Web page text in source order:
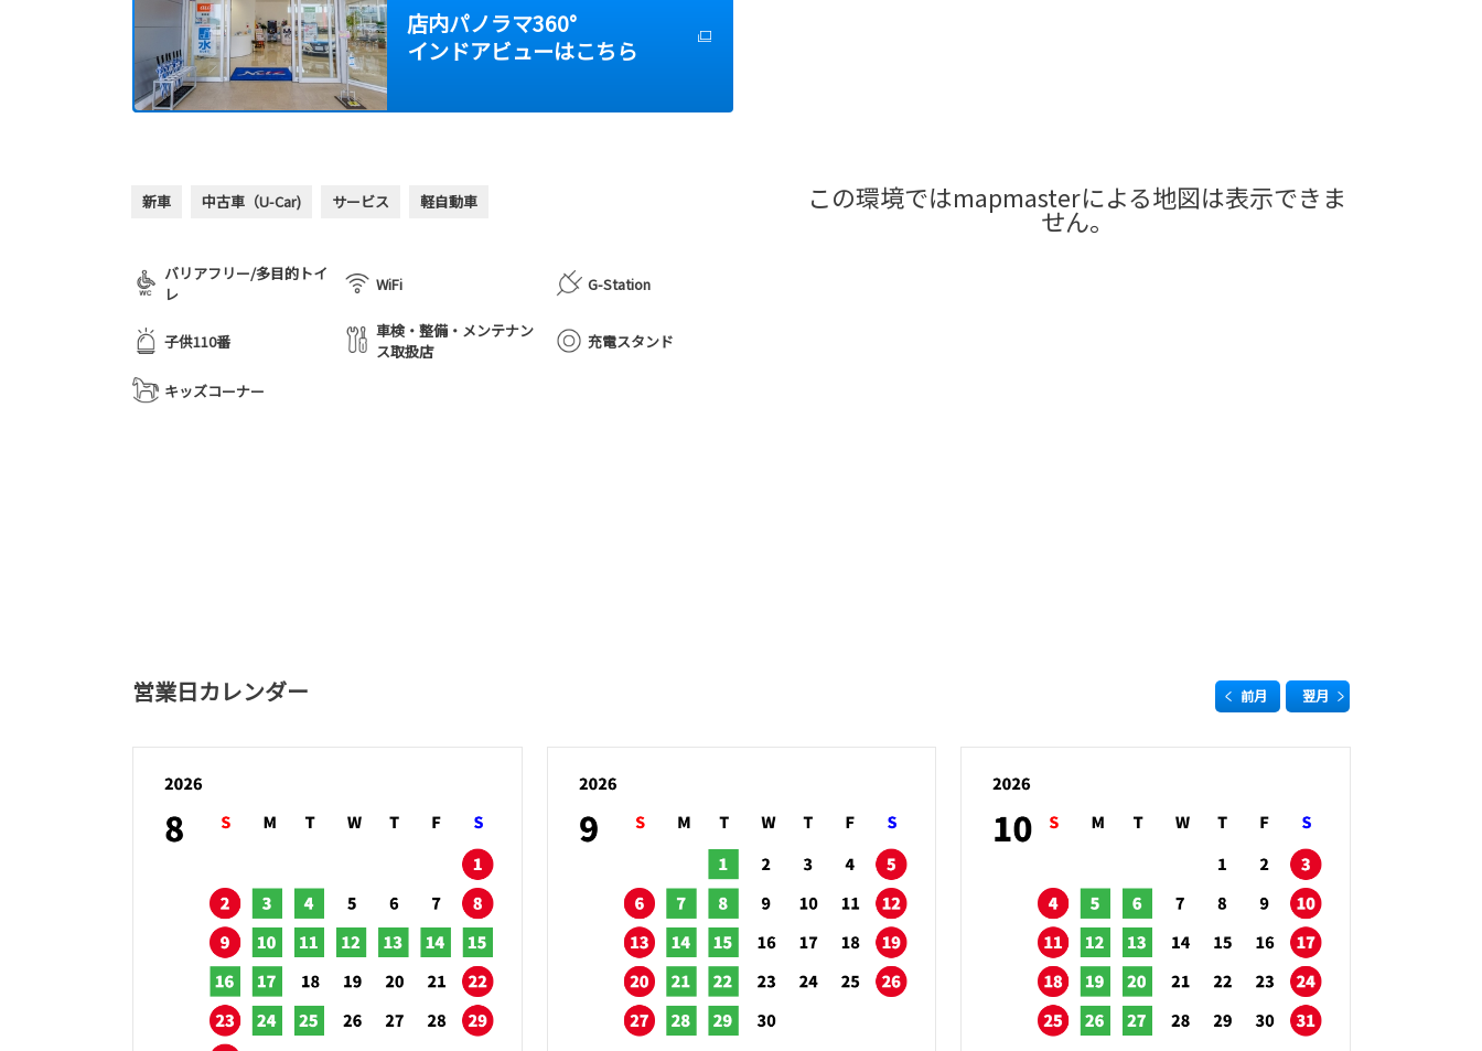
店内パノラマ360°
インドアビューはこちら
新車 中古車（U-Car) サービス 軽自動車
バリアフリー/多目的トイ
レ
WiFi G-Station
子供110番
車検・整備・メンテナン
ス取扱店
充電スタンド
キッズコーナー
この環境ではmapmasterによる地図は表示できま
せん。
営業日カレンダー 前月 翌月